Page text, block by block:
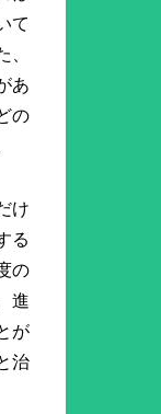
て
、
あ
の
け
る
の
進
が
治